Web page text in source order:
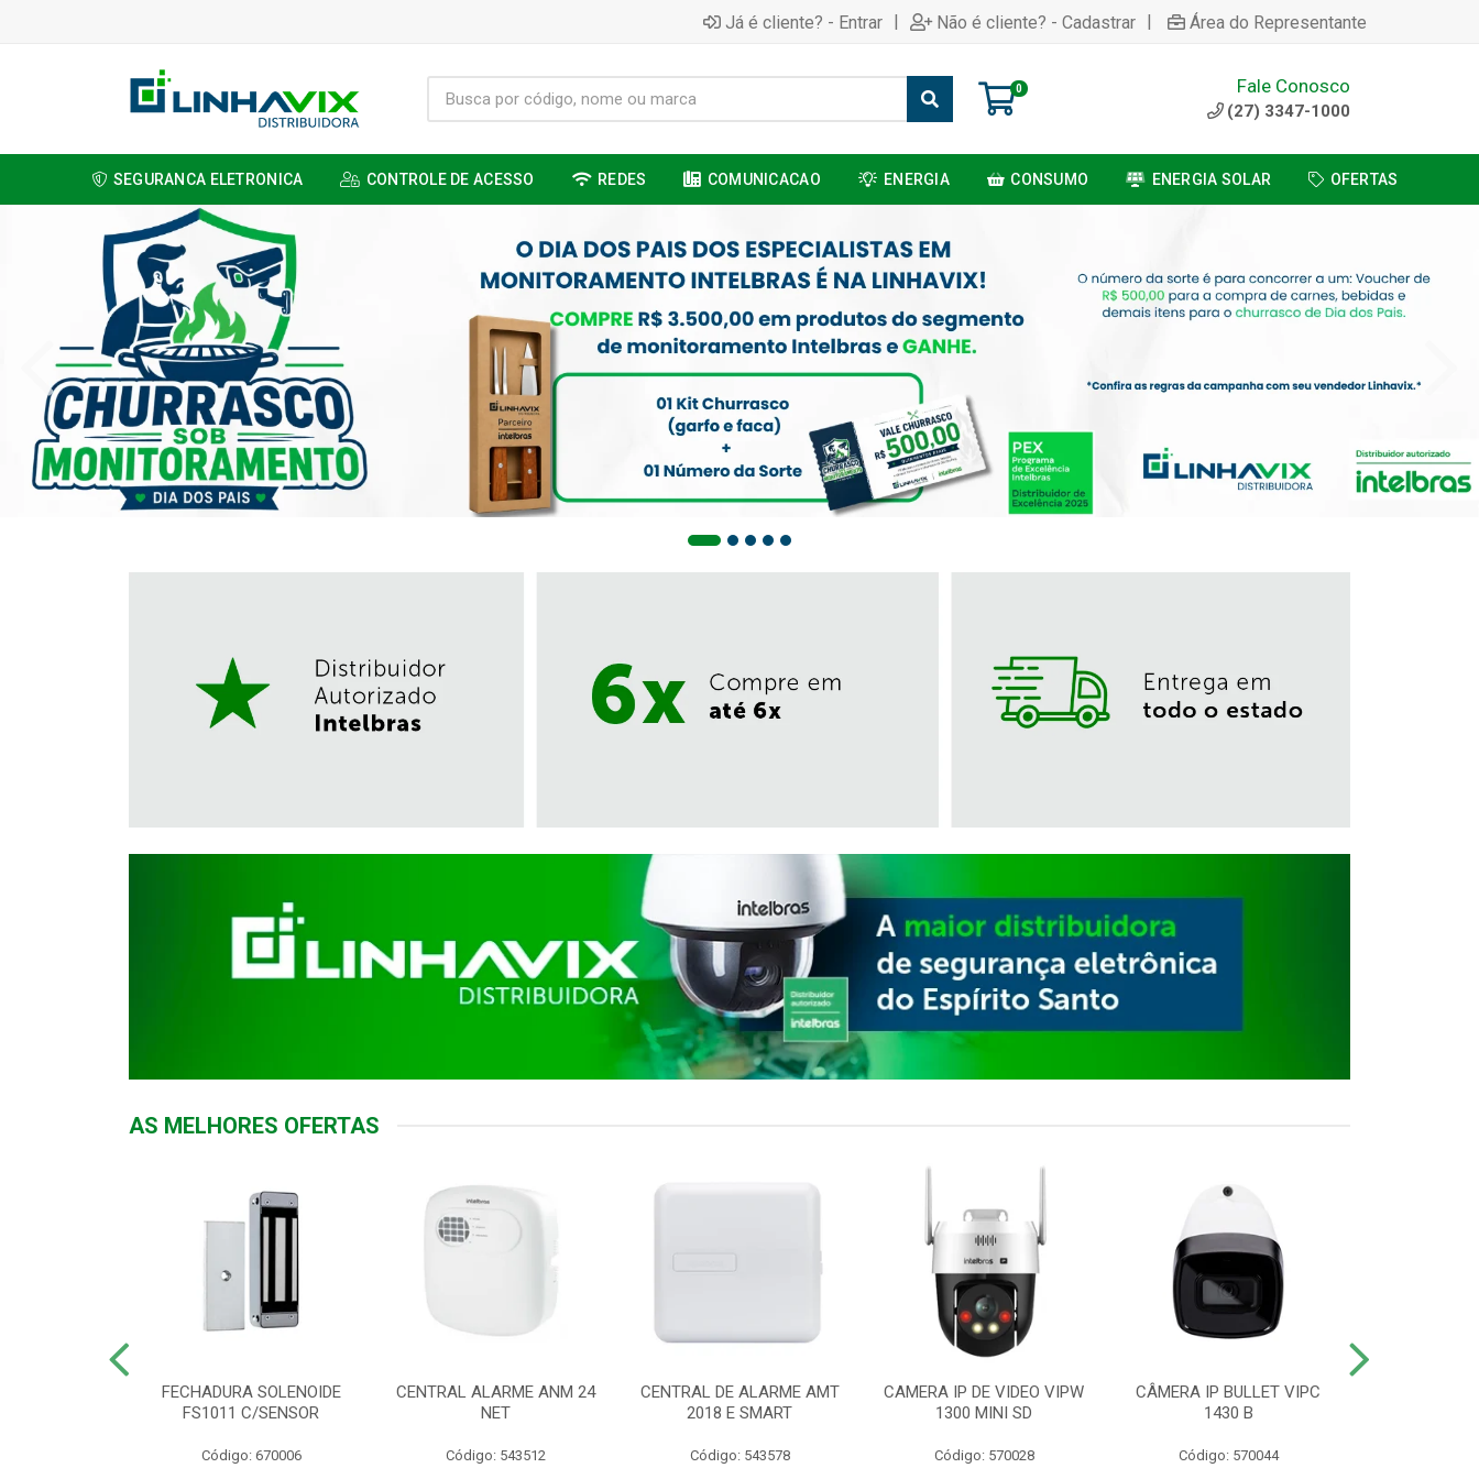
Já é cliente? - Entrar | Não é cliente? - Cadastrar | Área do Representante
0 Fale Conosco
(27) 3347-1000
SEGURANCA ELETRONICA CONTROLE DE ACESSO REDES COMUNICACAO ENERGIA CONSUMO ENERGIA SOLAR OFERTAS
AS MELHORES OFERTAS
FECHADURA SOLENOIDE
FS1011 C/SENSOR
Código: 670006
CENTRAL ALARME ANM 24
NET
Código: 543512
CENTRAL DE ALARME AMT
2018 E SMART
Código: 543578
CAMERA IP DE VIDEO VIPW
1300 MINI SD
Código: 570028
CÂMERA IP BULLET VIPC
1430 B
Código: 570044